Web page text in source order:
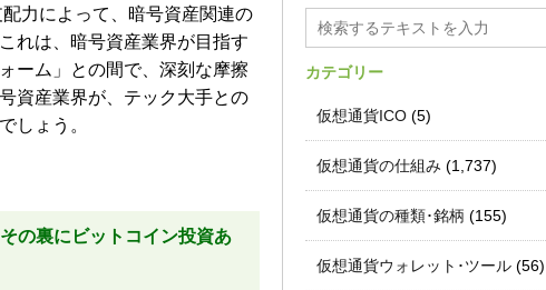
力によって、暗号資産関連の
れは、暗号資産業界が目指す
ーム」との間で、深刻な摩擦
資産業界が、テック大手との
しょう。
の裏にビットコイン投資あ
カテゴリー
仮想通貨ICO (5)
仮想通貨の仕組み (1,737)
仮想通貨の種類･銘柄 (155)
仮想通貨ウォレット･ツール (56)